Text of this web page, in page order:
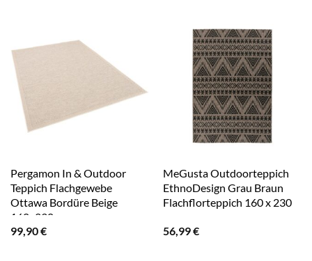
Pergamon In & Outdoor
Teppich Flachgewebe
Ottawa Bordüre Beige
160x230cm
99,90€
MeGusta Outdoorteppich
EthnoDesign Grau Braun
Flachflorteppich 160 x 230
56,99€